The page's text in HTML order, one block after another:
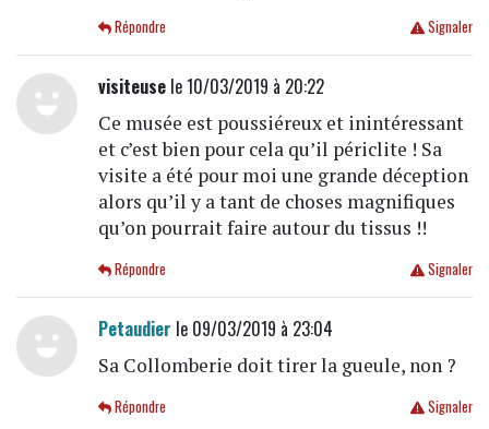
Signaler
Répondre
visiteusele 10/03/2019 à 20:22
Ce musée est poussiéreux et inintéressant
et c’est bien pour cela qu’il périclite ! Sa
visite a été pour moi une grande déception
alors qu’il y a tant de choses magnifiques
qu’on pourrait faire autour du tissus !!
Signaler
Répondre
Petaudier le 09/03/2019 à 23:04
Sa Collomberie doit tirer la gueule, non ?
Signaler
Répondre